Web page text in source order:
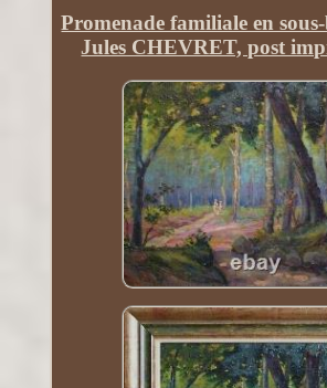
Promenade familiale en
Jules CHEVRET, post